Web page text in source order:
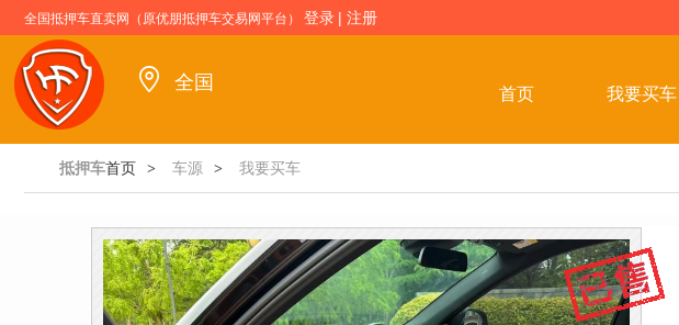
全国抵押车直卖网（原优朋抵押车交易网平台） 登录 | 注册
全国
首页 我要买车
抵押车首页 > 车源 > 我要买车